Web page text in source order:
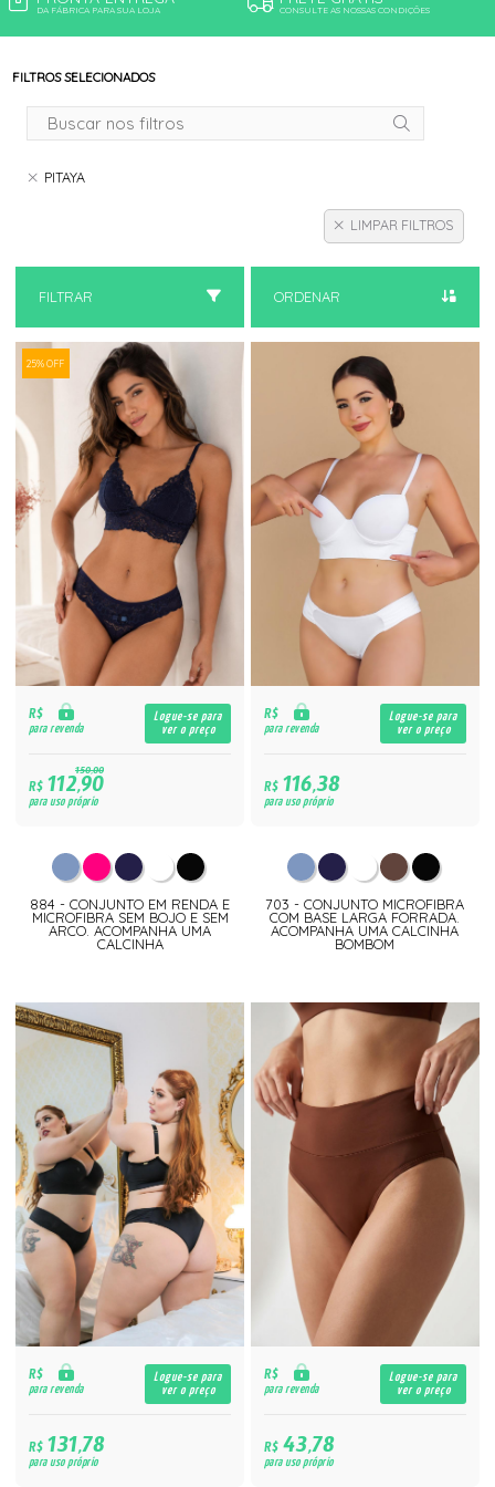
DA FÁBRICA PARA SUA LOJA CONSULTE AS NOSSAS CONDIÇÕES
FILTROS SELECIONADOS
PITAYA
LIMPAR FILTROS
FILTRAR ORDENAR
25% OFF
R$
para revenda
Logue-se para
ver o preço
150,00
R$112,90
para uso próprio
884 - CONJUNTO EM RENDA E
MICROFIBRA SEM BOJO E SEM
ARCO. ACOMPANHA UMA
CALCINHA
R$
para revenda
Logue-se para
ver o preço
R$116,38
para uso próprio
703 - CONJUNTO MICROFIBRA
COM BASE LARGA FORRADA.
ACOMPANHA UMA CALCINHA
BOMBOM
R$
para revenda
Logue-se para
ver o preço
R$131,78
para uso próprio
R$
para revenda
Logue-se para
ver o preço
R$43,78
para uso próprio